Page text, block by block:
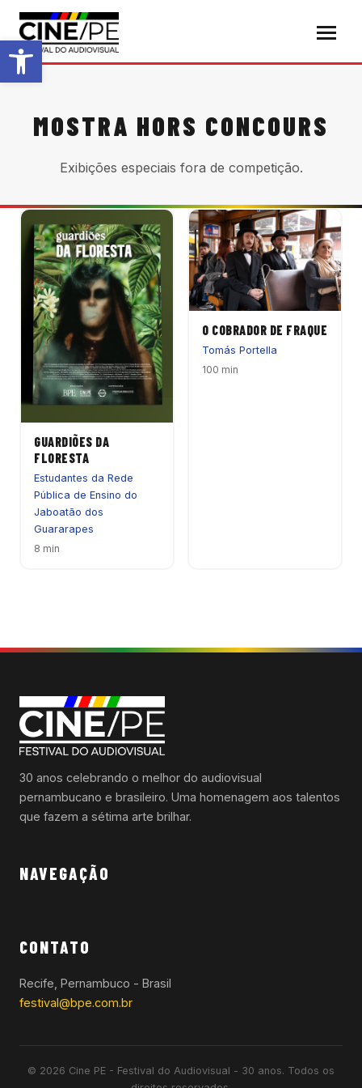
Abrir a barra de ferramentas
MOSTRA HORS CONCOURS
Exibições especiais fora de competição.
GUARDIÕES DA
FLORESTA
Estudantes da Rede
Pública de Ensino do
Jaboatão dos
Guararapes
8 min
O COBRADOR DE FRAQUE
Tomás Portella
100 min
30 anos celebrando o melhor do audiovisual
pernambucano e brasileiro. Uma homenagem aos talentos
que fazem a sétima arte brilhar.
NAVEGAÇÃO
CONTATO
Recife, Pernambuco - Brasil
festival@bpe.com.br
© 2026 Cine PE - Festival do Audiovisual - 30 anos. Todos os